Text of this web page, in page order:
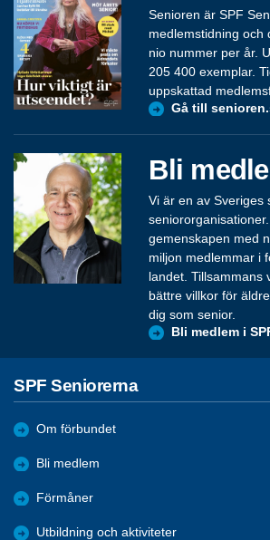
Senioren är SPF
medlemstidning och
nio nummer per år.
205 400 exemplar.
uppskattad
Gå till
Bli
Vi är en av Sveriges
gemenskapen med
miljon medlemmar i
landet. Tillsammans
bättre villkor för
dig som senior.
Bli medlem i
SPF Seniorerna
Om förbundet
Bli medlem
Förmåner
Utbildning och aktiviteter